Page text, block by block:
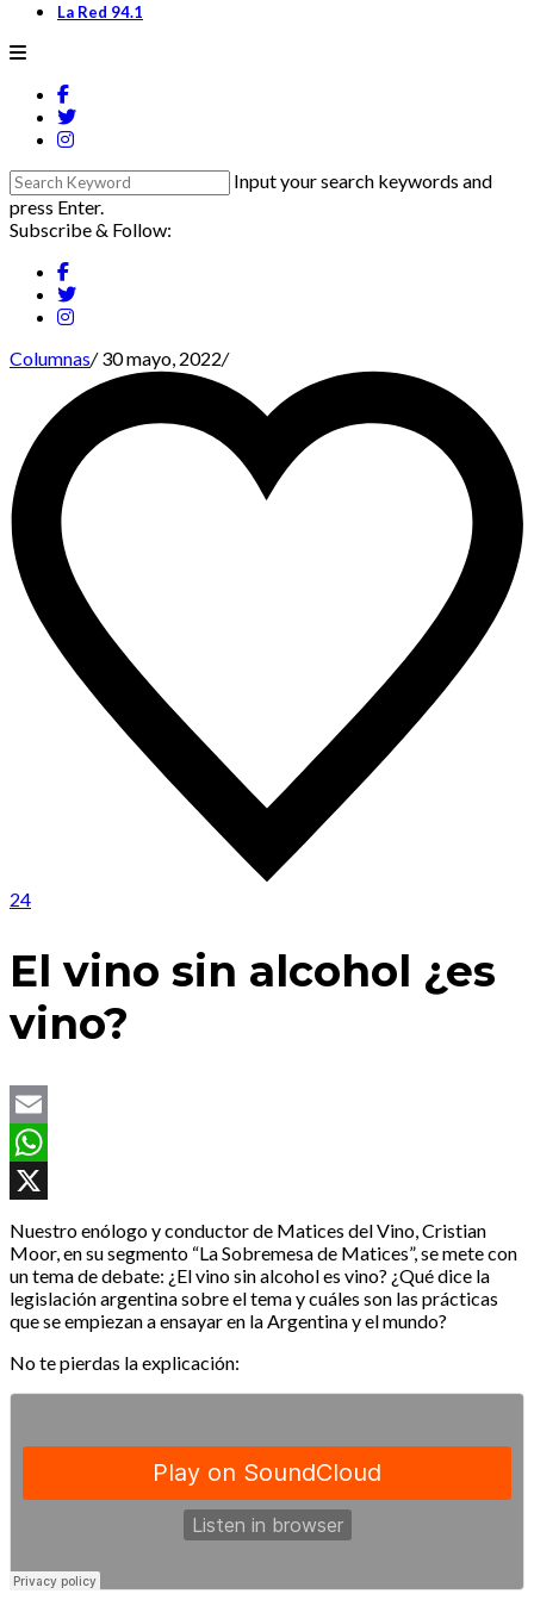
La Red 94.1
Input your search keywords and
press Enter.
Subscribe & Follow:
Columnas/30 mayo, 2022/
24
El vino sin alcohol ¿es
vino?
Email
WhatsApp
Nuestro enólogo y conductor de Matices del Vino, Cristian
Moor, en su segmento “La Sobremesa de Matices”, se mete con
un tema de debate: ¿El vino sin alcohol es vino? ¿Qué dice la
legislación argentina sobre el tema y cuáles son las prácticas
que se empiezan a ensayar en la Argentina y el mundo?
No te pierdas la explicación: